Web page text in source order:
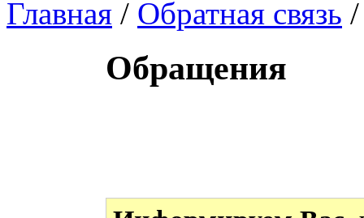
Главная / Обратная связь
Обращения